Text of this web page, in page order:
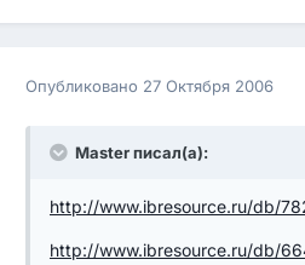
Опубликовано 27 Октября 2006
Master писал(а):
http://www.ibresource.ru/db/
http://www.ibresource.ru/db/